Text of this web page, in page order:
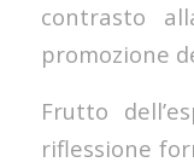
contrasto
promozione
Frutto
riflessione